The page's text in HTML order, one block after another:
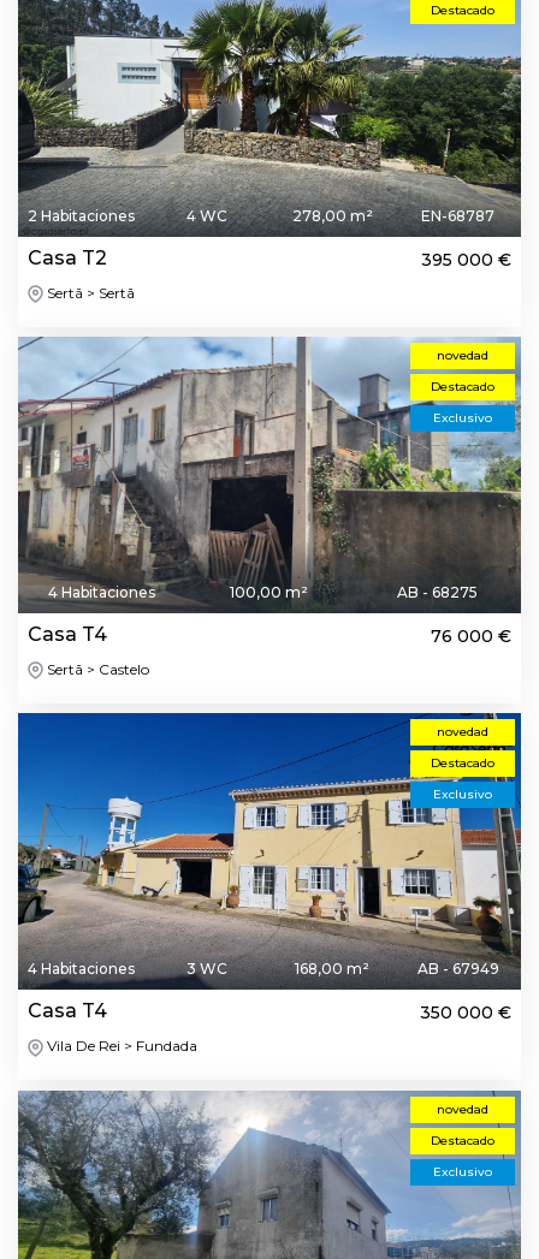
Destacado
2 Habitaciones 4 WC 278,00 m² EN-68787
Casa T2 395 000 €
Sertã > Sertã
novedad
Destacado
Exclusivo
4 Habitaciones 100,00 m² AB - 68275
Casa T4 76 000 €
Sertã > Castelo
novedad
Destacado
Exclusivo
4 Habitaciones 3 WC 168,00 m² AB - 67949
Casa T4 350 000 €
Vila De Rei > Fundada
novedad
Destacado
Exclusivo